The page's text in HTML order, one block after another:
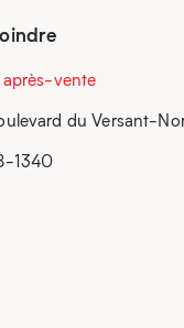
après-vente
du Versant-
1340